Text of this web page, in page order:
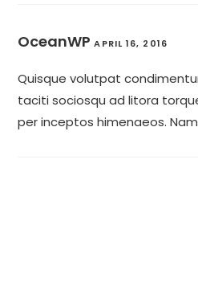
OceanWP APRIL 16, 2016
Quisque volutpat
taciti sociosqu ad litora
per inceptos himenaeos.